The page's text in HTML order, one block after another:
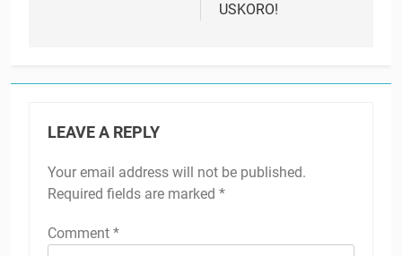
USKORO!
LEAVE A REPLY
Your email address will not be published.
Required fields are marked *
Comment *